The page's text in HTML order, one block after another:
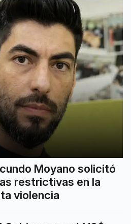
Moyano solicitó
restrictivas en la
violencia